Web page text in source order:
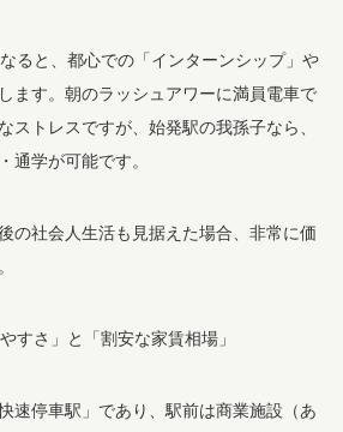
ると、都心での「インターンシップ」や
ます。朝のラッシュアワーに満員電車で
ストレスですが、始発駅の我孫子なら、
通学が可能です。
の社会人生活も見据えた場合、非常に価
すさ」と「割安な家賃相場」
速停車駅」であり、駅前は商業施設（あ